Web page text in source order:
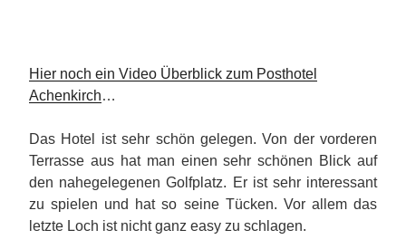
Hier noch ein Video Überblick zum Posthotel
Achenkirch…
Das Hotel ist sehr schön gelegen. Von der vorderen
Terrasse aus hat man einen sehr schönen Blick auf
den nahegelegenen Golfplatz. Er ist sehr interessant
zu spielen und hat so seine Tücken. Vor allem das
letzte Loch ist nicht ganz easy zu schlagen.